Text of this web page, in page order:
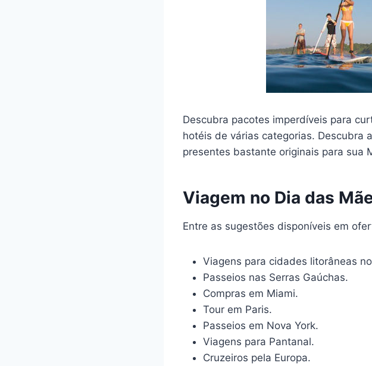
Descubra pacotes imperdíveis para
hotéis de várias categorias. Descubra
presentes bastante originais para sua
Viagem no Dia das
Entre as sugestões disponíveis em
Viagens para cidades litorâneas
Passeios nas Serras Gaúchas.
Compras em Miami.
Tour em Paris.
Passeios em Nova York.
Viagens para Pantanal.
Cruzeiros pela Europa.